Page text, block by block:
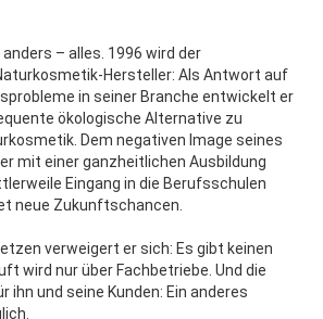
– alles. 1996 wird der
Hersteller: Als Antwort auf
in seiner Branche entwickelt er
ökologische Alternative zu
Dem negativen Image seines
mit einer ganzheitlichen Ausbildung
Eingang in die Berufsschulen
neue Zukunftschancen.
verweigert er sich: Es gibt keinen
wird nur über Fachbetriebe. Und die
ihn und seine Kunden: Ein anderes